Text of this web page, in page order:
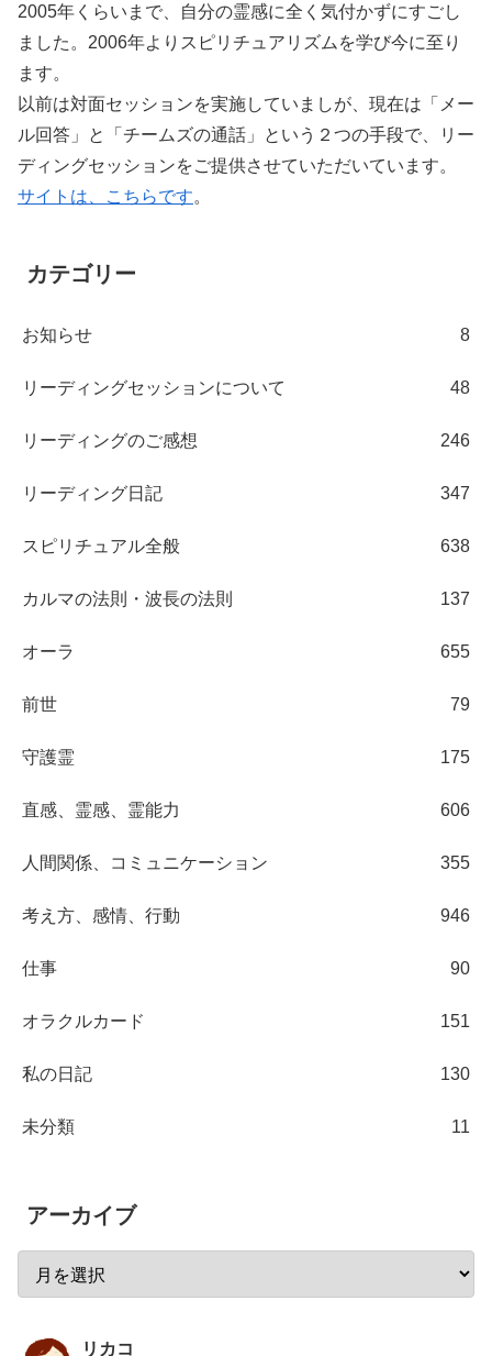
2005年くらいまで、自分の霊感に全く気付かずにすごし
ました。2006年よりスピリチュアリズムを学び今に至り
ます。
以前は対面セッションを実施していましが、現在は「メー
ル回答」と「チームズの通話」という２つの手段で、リー
ディングセッションをご提供させていただいています。
サイトは、こちらです。
カテゴリー
お知らせ 8
リーディングセッションについて 48
リーディングのご感想 246
リーディング日記 347
スピリチュアル全般 638
カルマの法則・波長の法則 137
オーラ 655
前世 79
守護霊 175
直感、霊感、霊能力 606
人間関係、コミュニケーション 355
考え方、感情、行動 946
仕事 90
オラクルカード 151
私の日記 130
未分類 11
アーカイブ
リカコ